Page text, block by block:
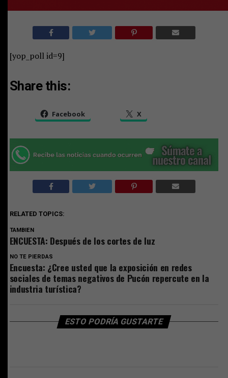
[yop_poll id=9]
Share this:
Facebook X
RELATED TOPICS:
TAMBIEN
ENCUESTA: Después de los cortes de luz
NO TE PIERDAS
Encuesta: ¿Cree usted que la exposición en redes
sociales de temas negativos de Pucón repercute en la
industria turística?
ESTO PODRÍA GUSTARTE